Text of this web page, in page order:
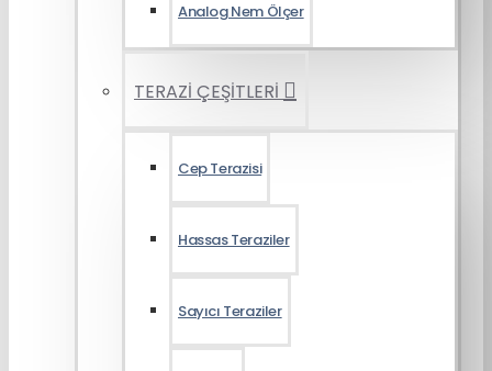
Analog Nem Ölçer
TERAZİ ÇEŞİTLERİ
Cep Terazisi
Hassas Teraziler
Sayıcı Teraziler